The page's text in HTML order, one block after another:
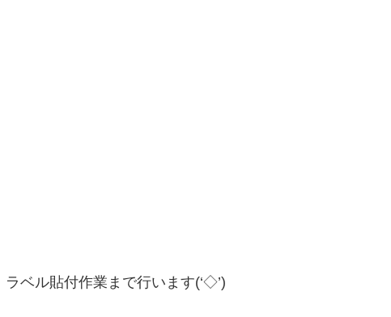
ベル貼付作業まで行います(‘◇’)ゞ